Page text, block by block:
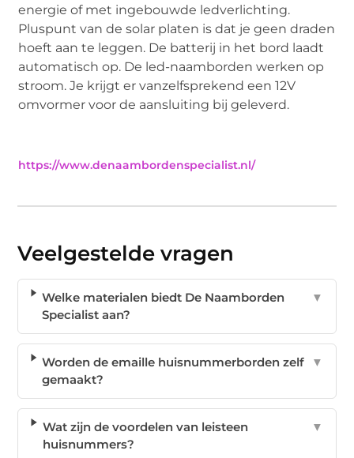
energie of met ingebouwde ledverlichting.
Pluspunt van de solar platen is dat je geen draden
hoeft aan te leggen. De batterij in het bord laadt
automatisch op. De led-naamborden werken op
stroom. Je krijgt er vanzelfsprekend een 12V
omvormer voor de aansluiting bij geleverd.
https://www.denaambordenspecialist.nl/
Veelgestelde vragen
Welke materialen biedt De Naamborden
Specialist aan?
▼
Worden de emaille huisnummerborden zelf
gemaakt?
▼
Wat zijn de voordelen van leisteen
huisnummers?
▼